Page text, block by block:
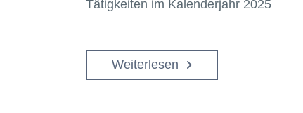
Tätigkeiten im Kalenderjahr 2025
Weiterlesen